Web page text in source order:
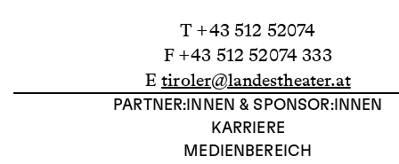
T +43 512 52074
F +43 512 52074 333
Etiroler@landestheater.at
PARTNER:INNEN & SPONSOR:INNEN
KARRIERE
MEDIENBEREICH